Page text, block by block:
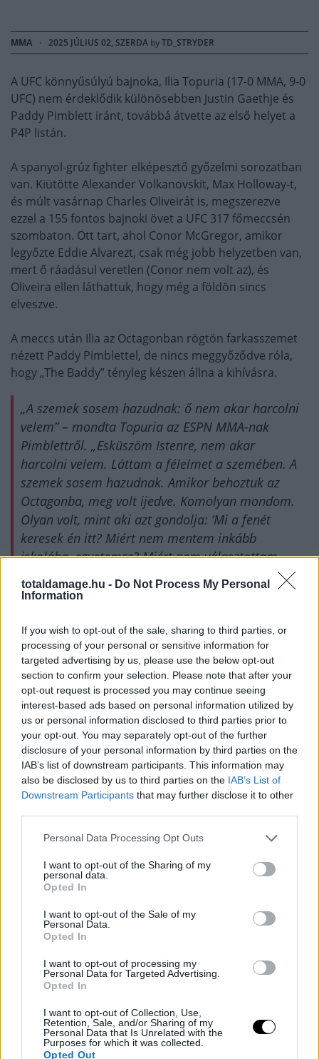
totaldamage.hu - Do Not Process My Personal
Information
If you wish to opt-out of the sale, sharing to third parties, or
processing of your personal or sensitive information for
targeted advertising by us, please use the below opt-out
section to confirm your selection. Please note that after your
opt-out request is processed you may continue seeing
interest-based ads based on personal information utilized by
us or personal information disclosed to third parties prior to
your opt-out. You may separately opt-out of the further
disclosure of your personal information by third parties on the
IAB’s list of downstream participants. This information may
also be disclosed by us to third parties on the IAB’s List of
Downstream Participants that may further disclose it to other
Personal Data Processing Opt Outs
I want to opt-out of the Sharing of my
personal data.
Opted In
I want to opt-out of the Sale of my
Personal Data.
Opted In
I want to opt-out of processing my
Personal Data for Targeted Advertising.
Opted In
I want to opt-out of Collection, Use,
Retention, Sale, and/or Sharing of my
Personal Data that Is Unrelated with the
Purposes for which it was collected.
Opted Out
MMA · 2025 JÚLIUS 02, SZERDA byTD_STRYDER
A UFC könnyűsúlyú bajnoka, Ilia Topuria (17-0 MMA, 9-0
UFC) nem érdeklődik különösebben Justin Gaethje és
Paddy Pimblett iránt, továbbá átvette az első helyet a
P4P listán.
A spanyol-grúz fighter elképesztő győzelmi sorozatban
van. Kiütötte Alexander Volkanovskit, Max Holloway-t,
és múlt vasárnap Charles Oliveirát is, megszerezve
ezzel a 155 fontos bajnoki övet a UFC 317 főmeccsén
szombaton. Ott tart, ahol Conor McGregor, amikor
legyőzte Eddie Alvarezt, csak még jobb helyzetben van,
mert ő ráadásul veretlen (Conor nem volt az), és
Oliveira ellen láthattuk, hogy még a földön sincs
elveszve.
A meccs után Ilia az Octagonban rögtön farkasszemet
nézett Paddy Pimblettel, de nincs meggyőződve róla,
hogy „The Baddy” tényleg készen állna a kihívásra.
„A szemek sosem hazudnak: ő nem akar harcolni
velem” – mondta Topuria az ESPN MMA-nak
Pimblettről. „Esküszöm Istenre, nem akar
harcolni velem. Láttam a félelmet a szemében. A
szemek sosem hazudnak. Amikor behoztuk az
Octagonba, meg volt ijedve. Komolyan mondom.
Olyan volt, mint aki azt gondolja: ‘Mi a fenét
keresek én itt? Miért nem mentem inkább
iskolába, egyetemre? Miért nem választottam
választás első címvédő meccsére. Gaethje-t (26-5 MMA,
9-5 UFC) viszont elutasította, mint lehetséges kihívót –
annak ellenére, hogy Gaethje azzal fenyegetőzött,
visszavonul, ha nem kap címmérkőzést.
„Szerintem nincs más ebben a súlycsoportban.
Azt sem gondolom, hogy Justin Gaethje ellen
harcolni különösebben izgalmas lenne a rajongók
számára” – mondta Topuria. „Új vérre van
szükség ebben a divízióban. Új arcokra, új
Charles Oliveira vagy a többiek. Én új arcokat
akarok hozni a játékba.”
ILIA TOPURIA MEGELŐZTE
ISLAM MAKHACHEVET A P4P
LISTÁN
A UFC kedden frissítette ahivatalos ranglistáját
észrevettük, hogy most már Ilia vezeti a P4P listát, két
helyet lépett előre. Ez azt jelenti, hogy